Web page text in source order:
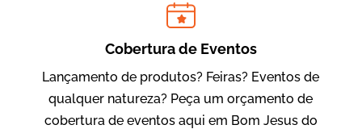
IBCC
Vídeo Institucional
Cobertura de Eventos
Lançamento de produtos? Feiras? Eventos de
qualquer natureza? Peça um orçamento de
cobertura de eventos aqui em Bom Jesus do